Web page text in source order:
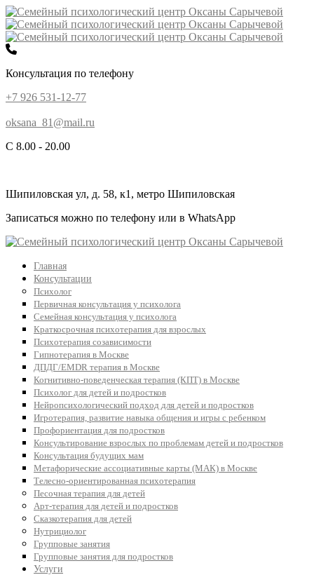
Консультация по телефону
+7 926 531-12-77
oksana_81@mail.ru
С 8.00 - 20.00
Шипиловская ул, д. 58, к1, метро Шипиловская
Записаться можно по телефону или в WhatsApp
Главная
Консультации
Психолог
Первичная консультация у психолога
Семейная консультация у психолога
Краткосрочная психотерапия для взрослых
Психотерапия созависимости
Гипнотерапия в Москве
ДПДГ/EMDR терапия в Москве
Когнитивно-поведенческая терапия (КПТ) в Москве
Психолог для детей и подростков
Нейропсихологический подход для детей и подростков
Игротерапия, развитие навыка общения и игры с ребенком
Профориентация для подростков
Консультирование взрослых по проблемам детей и подростков
Консультация будущих мам
Метафорические ассоциативные карты (МАК) в Москве
Телесно-ориентированная психотерапия
Песочная терапия для детей
Арт-терапия для детей и подростков
Сказкотерапия для детей
Нутрициолог
Групповые занятия
Групповые занятия для подростков
Услуги